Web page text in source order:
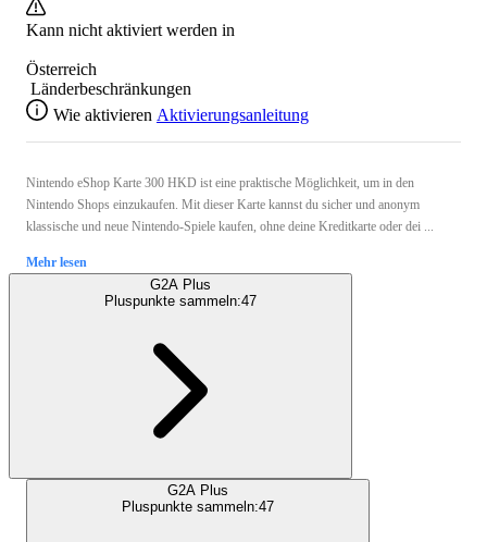
Kann nicht aktiviert werden in
Österreich
Länderbeschränkungen
Wie aktivieren Aktivierungsanleitung
Nintendo eShop Karte 300 HKD ist eine praktische Möglichkeit, um in den
Nintendo Shops einzukaufen. Mit dieser Karte kannst du sicher und anonym
klassische und neue Nintendo-Spiele kaufen, ohne deine Kreditkarte oder dei ...
Mehr lesen
G2A Plus
Pluspunkte sammeln:47
G2A Plus
Pluspunkte sammeln:47